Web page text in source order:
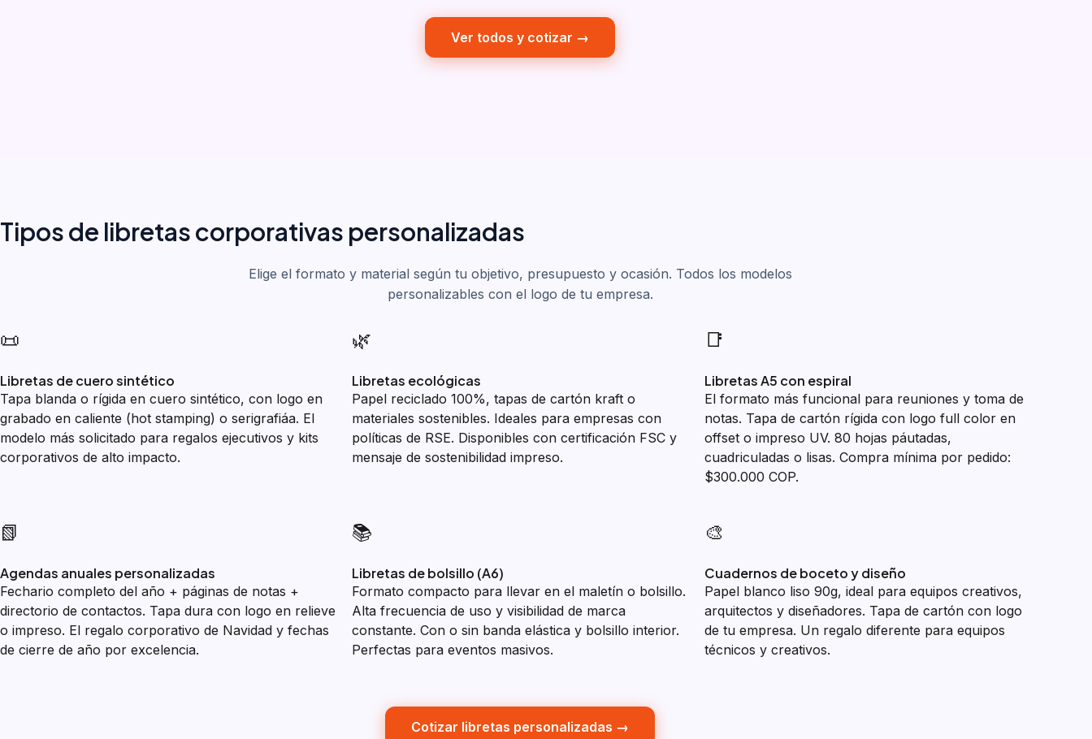
Ver todos y cotizar →
Tipos de libretas corporativas personalizadas
Elige el formato y material según tu objetivo, presupuesto y ocasión. Todos los modelos
personalizables con el logo de tu empresa.
📜
Libretas de cuero sintético
Tapa blanda o rígida en cuero sintético, con logo en
grabado en caliente (hot stamping) o serigrafiáa. El
modelo más solicitado para regalos ejecutivos y kits
corporativos de alto impacto.
🌿
Libretas ecológicas
Papel reciclado 100%, tapas de cartón kraft o
materiales sostenibles. Ideales para empresas con
políticas de RSE. Disponibles con certificación FSC y
mensaje de sostenibilidad impreso.
📑
Libretas A5 con espiral
El formato más funcional para reuniones y toma de
notas. Tapa de cartón rígida con logo full color en
offset o impreso UV. 80 hojas páutadas,
cuadriculadas o lisas. Compra mínima por pedido:
$300.000 COP.
📗
Agendas anuales personalizadas
Fechario completo del año + páginas de notas +
directorio de contactos. Tapa dura con logo en relieve
o impreso. El regalo corporativo de Navidad y fechas
de cierre de año por excelencia.
📚
Libretas de bolsillo (A6)
Formato compacto para llevar en el maletín o bolsillo.
Alta frecuencia de uso y visibilidad de marca
constante. Con o sin banda elástica y bolsillo interior.
Perfectas para eventos masivos.
🎨
Cuadernos de boceto y diseño
Papel blanco liso 90g, ideal para equipos creativos,
arquitectos y diseñadores. Tapa de cartón con logo
de tu empresa. Un regalo diferente para equipos
técnicos y creativos.
Cotizar libretas personalizadas →